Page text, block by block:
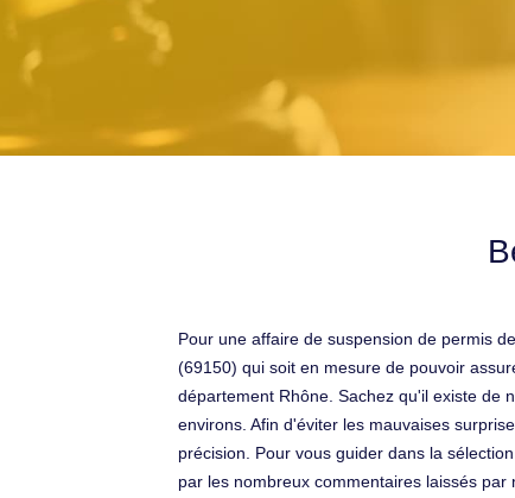
Pour une affaire de suspension de permis
(69150) qui soit en mesure de pouvoir
département Rhône. Sachez qu'il existe de
environs. Afin d'éviter les mauvaises
précision. Pour vous guider dans la
par les nombreux commentaires laissés par